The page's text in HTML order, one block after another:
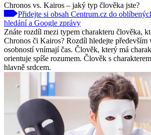
Chronos vs. Kairos –⁠ jaký typ člověka jste?
Přidejte si obsah Centrum.cz do
hledání a Google zprávy
Znáte rozdíl mezi typem charakteru člověka,
Chronos či Kairos? Rozdíl hledejte
osobností vnímají čas. Člověk, který má
orientuje spíše rozumem. Člověk s
hlavně srdcem.